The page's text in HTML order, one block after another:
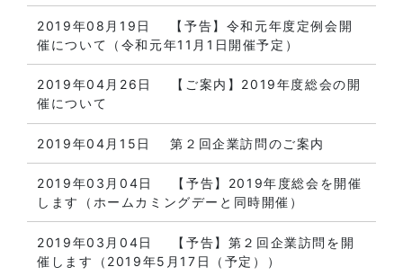
2019年08月19日
【予告】令和元年度定例会開
催について（令和元年11月1日開催予定）
2019年04月26日
【ご案内】2019年度総会の開
催について
2019年04月15日 第２回企業訪問のご案内
2019年03月04日
【予告】2019年度総会を開催
します（ホームカミングデーと同時開催）
2019年03月04日
【予告】第２回企業訪問を開
催します（2019年5月17日（予定））